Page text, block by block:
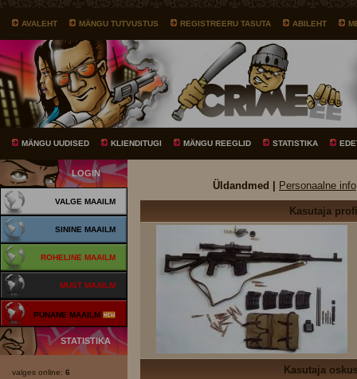
AVALEHT MÄNGU TUTVUSTUS REGISTREERU TASUTA ABILEHT
MÄNGU UUDISED KLIENDITUGI MÄNGU REEGLID STATISTIKA
LOGIN
VALGE MAAILM
SININE MAAILM
ROHELINE MAAILM
MUST MAAILM
PUNANE MAAILM
STATISTIKA
valges online: 6
Üldandmed | Personaalne info
Kasutaja
Kasutaja